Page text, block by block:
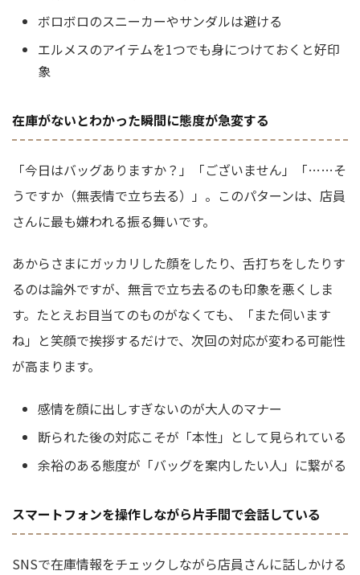
ボロボロのスニーカーやサンダルは避ける
エルメスのアイテムを1つでも身につけておくと好印
象
在庫がないとわかった瞬間に態度が急変する
「今日はバッグありますか？」「ございません」「……そ
うですか（無表情で立ち去る）」。このパターンは、店員
さんに最も嫌われる振る舞いです。
あからさまにガッカリした顔をしたり、舌打ちをしたりす
るのは論外ですが、無言で立ち去るのも印象を悪くしま
す。たとえお目当てのものがなくても、「また伺います
ね」と笑顔で挨拶するだけで、次回の対応が変わる可能性
が高まります。
感情を顔に出しすぎないのが大人のマナー
断られた後の対応こそが「本性」として見られている
余裕のある態度が「バッグを案内したい人」に繋がる
スマートフォンを操作しながら片手間で会話している
SNSで在庫情報をチェックしながら店員さんに話しかける